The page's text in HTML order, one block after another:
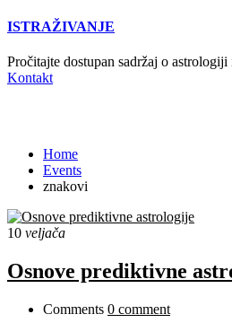
ISTRAŽIVANJE
Pročitajte dostupan sadržaj o astrologiji
Kontakt
Home
Events
znakovi
10 veljača
Osnove prediktivne
Comments 0 comment